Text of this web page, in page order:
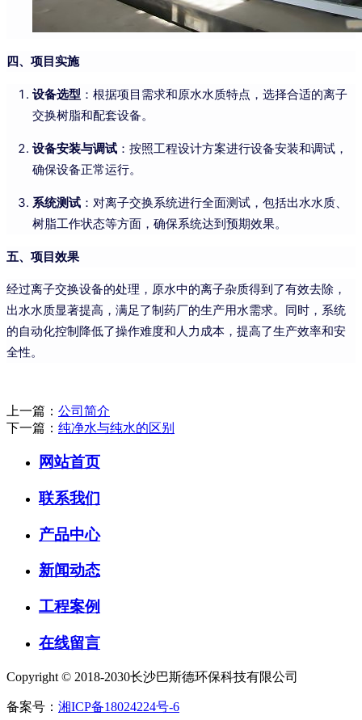
四、项目实施
设备选型 ：根据项目需求和原水水质特点，选择合适的离子
交换树脂和配套设备。
设备安装与调试 ：按照工程设计方案进行设备安装和调试，
确保设备正常运行。
系统测试 ：对离子交换系统进行全面测试，包括出水水质、
树脂工作状态等方面，确保系统达到预期效果。
五、项目效果
经过离子交换设备的处理，原水中的离子杂质得到了有效去除，
出水水质显著提高，满足了制药厂的生产用水需求。同时，系统
的自动化控制降低了操作难度和人力成本，提高了生产效率和安
全性。
上一篇： 公司简介
下一篇： 纯净水与纯水的区别
网站首页
联系我们
产品中心
新闻动态
工程案例
在线留言
Copyright © 2018-2030长沙巴斯德环保科技有限公司
备案号： 湘ICP备18024224号-6